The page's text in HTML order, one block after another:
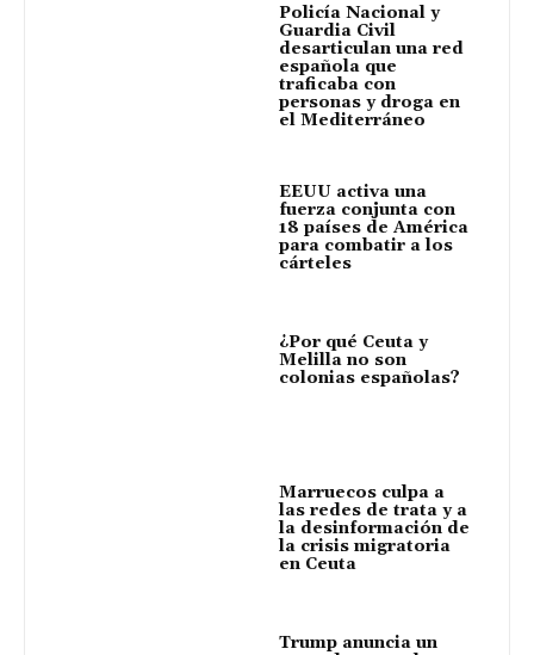
Policía Nacional y
Guardia Civil
desarticulan una red
española que
traficaba con
personas y droga en
el Mediterráneo
EEUU activa una
fuerza conjunta con
18 países de América
para combatir a los
cárteles
¿Por qué Ceuta y
Melilla no son
colonias españolas?
Marruecos culpa a
las redes de trata y a
la desinformación de
la crisis migratoria
en Ceuta
Trump anuncia un